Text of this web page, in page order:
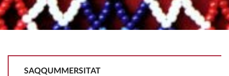
SAQQUMMERSITAT